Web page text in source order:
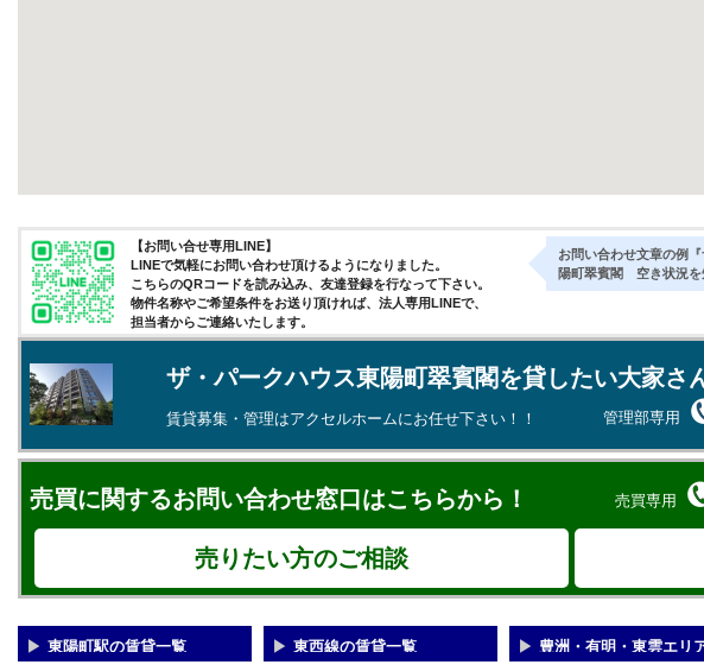
【お問い合せ専用LINE】
LINEで気軽にお問い合わせ頂けるようになりました。
こちらのQRコードを読み込み、友達登録を行なって下さい。
物件名称やご希望条件をお送り頂ければ、法人専用LINEで、
担当者からご連絡いたします。
お問い合わせ文章の例
陽町翠賓閣 空き状況を
ザ・パークハウス東陽町翠賓閣を貸したい大家さ
賃貸募集・管理はアクセルホームにお任せ下さい！！ 管理部専用
売買に関するお問い合わせ窓口はこちらから！ 売買専用
売りたい方のご相談
東陽町駅の賃貸一覧 東西線の賃貸一覧 豊洲・有明・東雲エリ